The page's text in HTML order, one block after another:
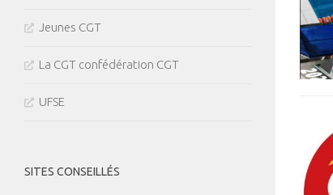
Jeunes CGT
La CGT confédération CGT
UFSE
SITES CONSEILLÉS